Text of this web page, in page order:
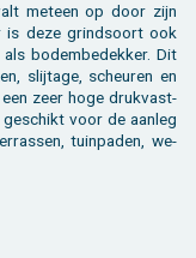
met­een op door zijn
is deze grind­soort ook
bo­dem­be­dek­ker. Dit
slij­ta­ge, scheu­ren en
zeer hoge druk­vast­
voor de aan­leg
tuin­pa­den, we­